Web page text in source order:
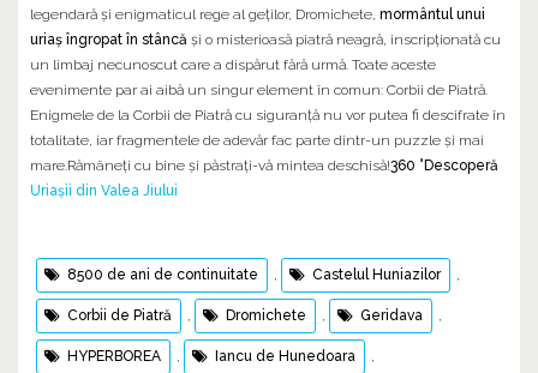
legendară și enigmaticul rege al geților, Dromichete, mormântul unui
uriaș îngropat în stâncă și o misterioasă piatră neagră, inscripționată cu
un limbaj necunoscut care a dispărut fără urmă. Toate aceste
evenimente par ai aibă un singur element în comun: Corbii de Piatră.
Enigmele de la Corbii de Piatră cu siguranță nu vor putea fi descifrate în
totalitate, iar fragmentele de adevăr fac parte dintr-un puzzle și mai
mare.Rămâneți cu bine și păstrați-vă mintea deschisă!360 °Descoperă
Uriașii din Valea Jiului
8500 de ani de continuitate , Castelul Huniazilor ,
Corbii de Piatră , Dromichete , Geridava ,
HYPERBOREA , Iancu de Hunedoara ,